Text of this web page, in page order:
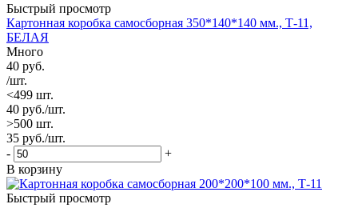
Быстрый просмотр
Картонная коробка самосборная 350*140*140 мм., Т-11,
БЕЛАЯ
Много
40 руб.
/шт.
<499 шт.
40 руб./шт.
>500 шт.
35 руб./шт.
-
+
В корзину
Быстрый просмотр